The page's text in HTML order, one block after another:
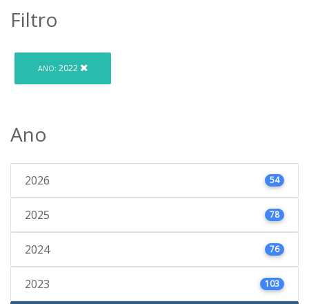
Filtro
ANO: 2022
Ano
2026 54
2025 78
2024 76
2023 103